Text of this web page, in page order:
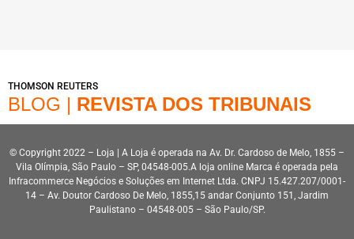
THOMSON REUTERS
BLOG | REVISTA DOS TRIBUNAIS
© Copyright 2022 – Loja | A Loja é operada na Av. Dr. Cardoso de Melo, 1855 –
Vila Olímpia, São Paulo – SP, 04548-005.A loja online Marca é operada pela
Infracommerce Negócios e Soluções em Internet Ltda. CNPJ 15.427.207/0001-
14 – Av. Doutor Cardoso De Melo, 1855,15 andar Conjunto 151, Jardim
Paulistano – 04548-005 – São Paulo/SP.